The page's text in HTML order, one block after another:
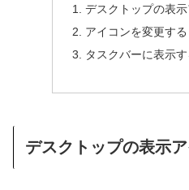
デスクトップの表
アイコンを変更する
タスクバーに表示
デスクトップの表示